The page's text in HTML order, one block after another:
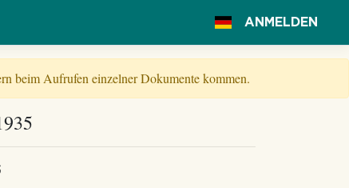
ANMELDEN
beim Aufrufen einzelner Dokumente kommen.